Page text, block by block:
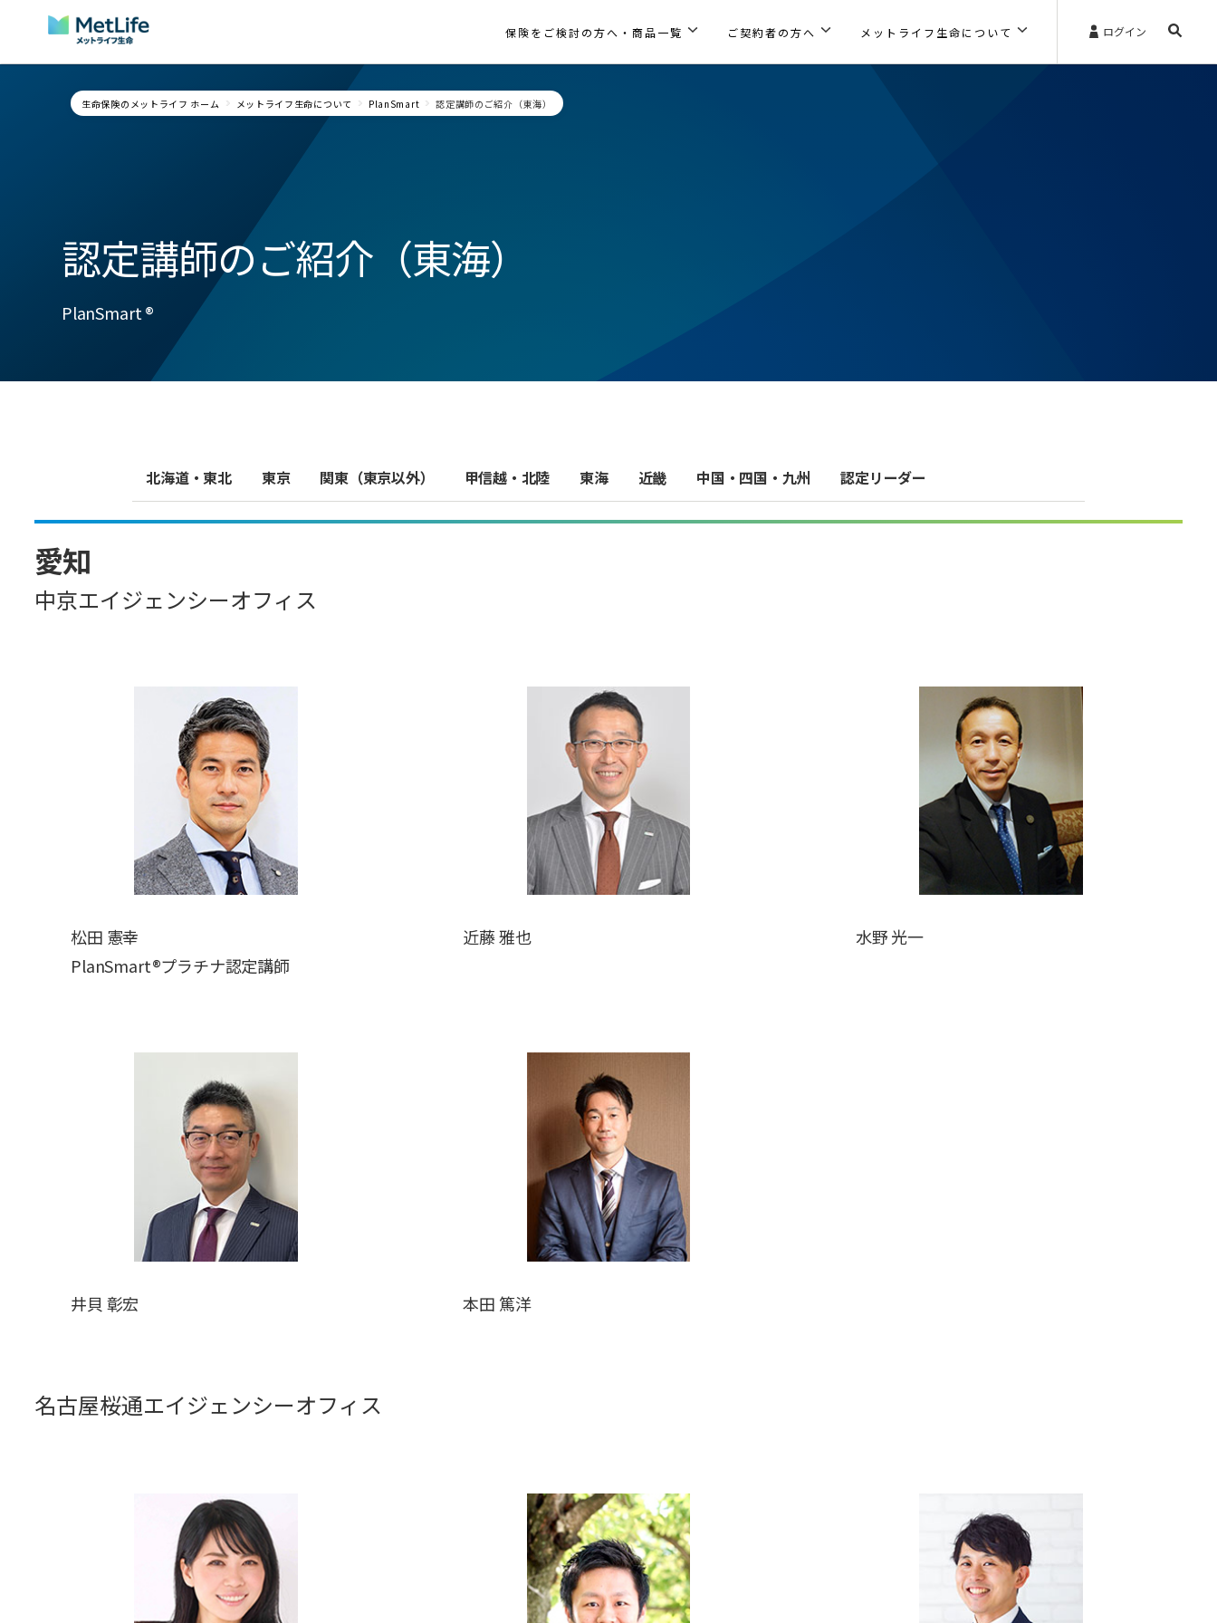
Skip Navigation
保険をご検討の方へ・商品一覧 ご契約者の方へ メットライフ生命について ログイン
生命保険のメットライフ ホーム メットライフ生命について PlanSmart 認定講師のご紹介（東海）
認定講師のご紹介（東海）
PlanSmart ®
北海道・東北 東京 関東（東京以外） 甲信越・北陸 東海 近畿 中国・四国・九州 認定リーダー
愛知
中京エイジェンシーオフィス
松田 憲幸
PlanSmart®プラチナ認定講師
近藤 雅也 水野 光一
井貝 彰宏 本田 篤洋
名古屋桜通エイジェンシーオフィス